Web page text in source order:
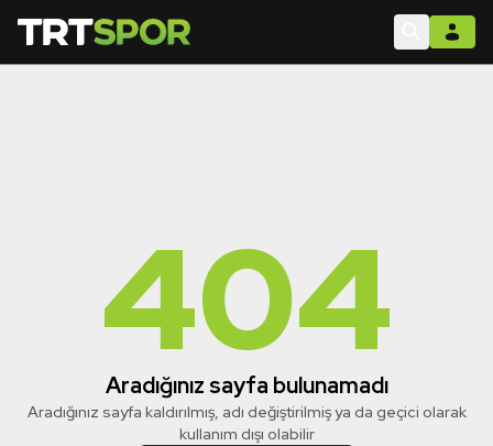
404
Aradığınız sayfa bulunamadı
Aradığınız sayfa kaldırılmış, adı değiştirilmiş ya da geçici olarak
kullanım dışı olabilir